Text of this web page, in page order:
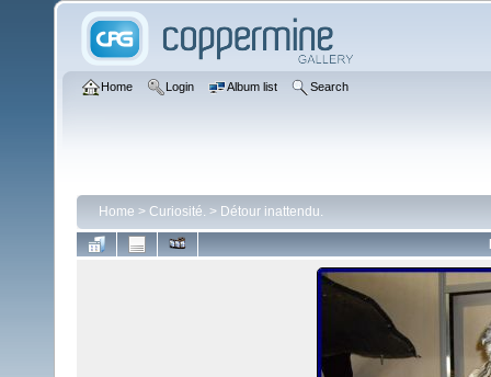
Home Login Album list Search
Home > Curiosité. > Détour inattendu.